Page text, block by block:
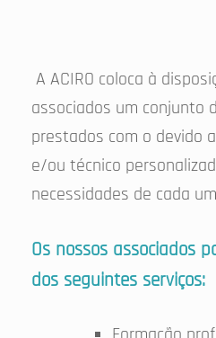
A ACIRO coloca à
associados um conjunto
prestados com o devido
e/ou técnico
necessidades de cada
Os nossos associados
dos seguintes serviços: